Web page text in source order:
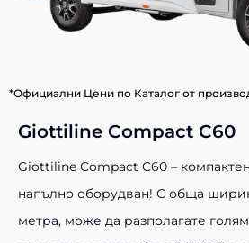
*Официални Цени по Каталог от
Giottiline Compact C60
Giottiline Compact C60 –
напълно оборудван! С обща
метра, може да разполагате